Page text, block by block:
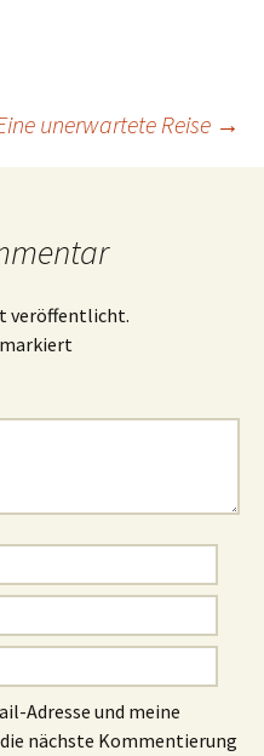
unerwartete Reise →
veröffentlicht.
markiert
Adresse und meine
nächste Kommentierung